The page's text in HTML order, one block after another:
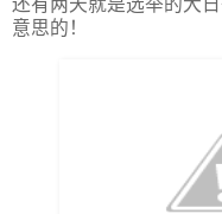
还有两天就是选举的大
意思的！